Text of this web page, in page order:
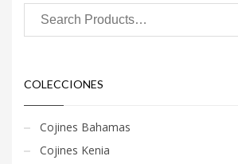
COLECCIONES
Cojines Bahamas
Cojines Kenia